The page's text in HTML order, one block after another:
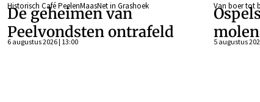
Historisch Café PeelenMaasNet in Grashoek
De geheimen van
Peelvondsten ontrafeld
6 augustus 2026 | 13:00
Van boer tot
5 augustus